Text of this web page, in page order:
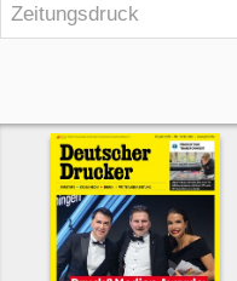
Zeitungsdruck